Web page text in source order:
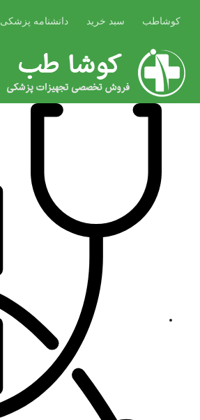
کوشاطب سبد خرید دانشنامه پزشکی